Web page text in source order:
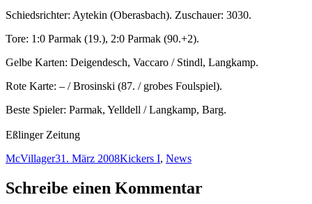
Schiedsrichter: Aytekin (Oberasbach). Zuschauer: 3030.
Tore: 1:0 Parmak (19.), 2:0 Parmak (90.+2).
Gelbe Karten: Deigendesch, Vaccaro / Stindl, Langkamp.
Rote Karte: – / Brosinski (87. / grobes Foulspiel).
Beste Spieler: Parmak, Yelldell / Langkamp, Barg.
Eßlinger Zeitung
Autor
McVillagerVeröffentlicht
31. März 2008Kategorien
Kickers I, News
Schreibe einen Kommentar